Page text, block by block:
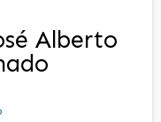
Alberto